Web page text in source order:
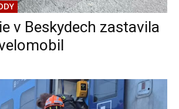
v Beskydech zastavila